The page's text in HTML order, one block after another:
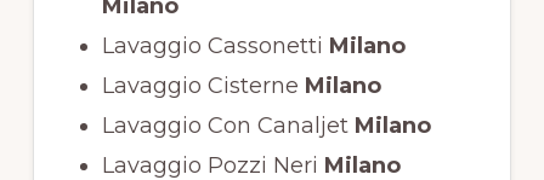
Milano
Lavaggio Cassonetti Milano
Lavaggio Cisterne Milano
Lavaggio Con CanaljetMilano
Lavaggio Pozzi Neri Milano